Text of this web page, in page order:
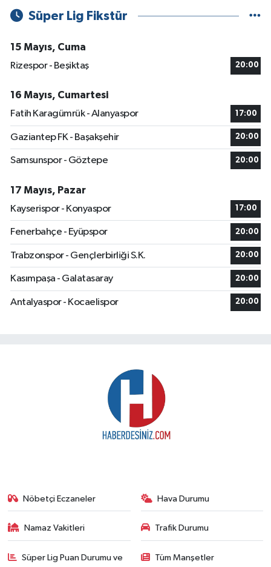
Süper Lig Fikstür
15 Mayıs, Cuma
Rizespor - Beşiktaş
20:00
16 Mayıs, Cumartesi
Fatih Karagümrük - Alanyaspor
17:00
Gaziantep FK - Başakşehir 20:00
Samsunspor - Göztepe 20:00
17 Mayıs, Pazar
Kayserispor - Konyaspor
17:00
Fenerbahçe - Eyüpspor 20:00
Trabzonspor - Gençlerbirliği S.K. 20:00
Kasımpaşa - Galatasaray 20:00
Antalyaspor - Kocaelispor 20:00
Nöbetçi Eczaneler Hava Durumu
Namaz Vakitleri Trafik Durumu
Süper Lig Puan Durumu ve
Tüm Manşetler